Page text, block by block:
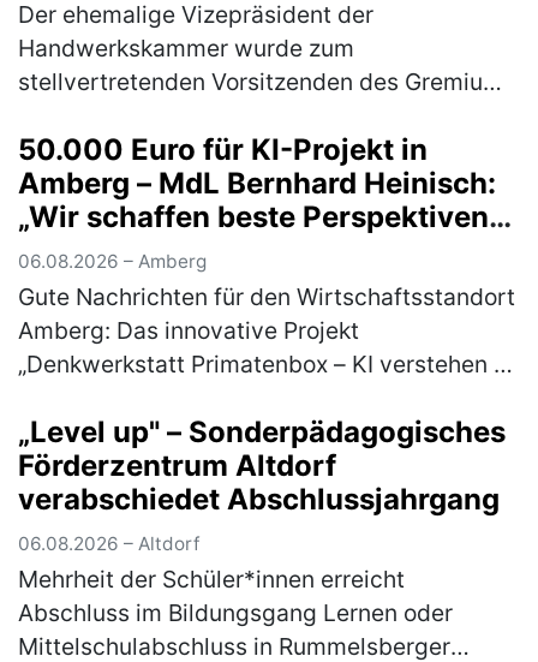
Der ehemalige Vizepräsident der
Handwerkskammer wurde zum
stellvertretenden Vorsitzenden des Gremiums
Mitgliederversammlung des Gewerberates
des ostbayerischen Handwerks wählten …
(mehr)
50.000 Euro für KI-Projekt in
Amberg – MdL Bernhard Heinisch:
„Wir schaffen beste Perspektiven
für Unternehmen und Start-ups in
unserer Region
06.08.2026 – Amberg
Gute Nachrichten für den Wirtschaftsstandort
Amberg: Das innovative Projekt
„Denkwerkstatt Primatenbox – KI verstehen &
wird mit 50.000 Euro aus den Mitteln d…
(mehr)
„Level up" – Sonderpädagogisches
Förderzentrum Altdorf
verabschiedet Abschlussjahrgang
06.08.2026 – Altdorf
Mehrheit der Schüler*innen erreicht
Abschluss im Bildungsgang Lernen oder
Mittelschulabschluss in Rummelsberger